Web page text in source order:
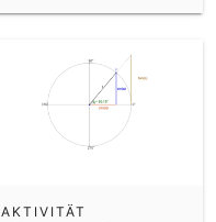
AKTIVITÄT